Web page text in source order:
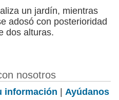
un jardín, mientras
adosó con posterioridad
dos alturas.
nosotros
información | Ayúdanos